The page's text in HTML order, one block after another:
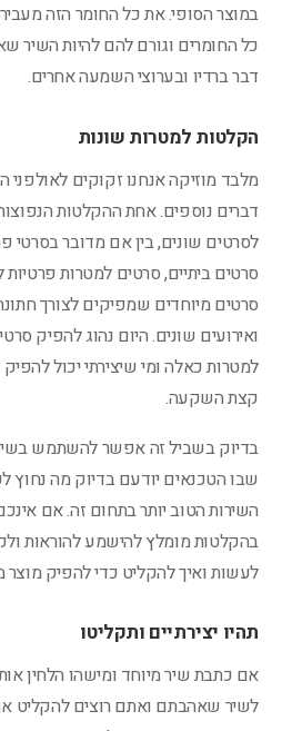
במוצר הסופי. את כל החומר הזה
כל החומרים וגורם להם להיות השיר
דבר ברדיו ובערוצי השמעה אחרים.
הקלטות למטרות שונות
מלבד מוזיקה אנחנו זקוקים לאולפני
דברים נוספים. אחת ההקלטות
לסרטים שונים, בין אם מדובר בסרטי
סרטים ביתיים, סרטים למטרות פרטיות
סרטים מיוחדים שמפיקים לצורך
ואירועים שונים. היום נהוג להפיק
למטרות כאלה ומי שיצירתי יכול
קצת השקעה.
בדיוק בשביל זה אפשר להשתמש
שבו הטכנאים יודעם בדיוק מה נחוץ
השירות הטוב יותר בתחום זה. אם
בהקלטות מומלץ להישמע להוראות
לעשות ואיך להקליט כדי להפיק
תהיו יצירתיים ותקליטו
אם כתבת שיר מיוחד ומישהו הלחין
לשיר שאהבתם ואתם רוצים להקליט